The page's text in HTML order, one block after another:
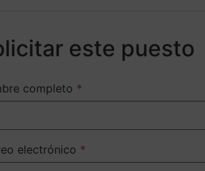
este puesto
completo *
electrónico *